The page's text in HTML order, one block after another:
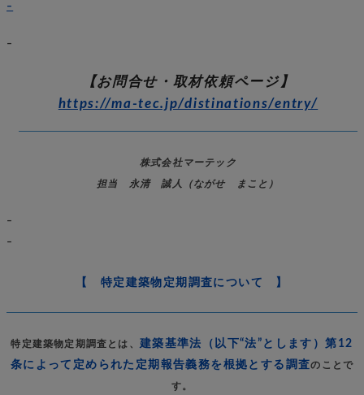
–
–
【お問合せ・取材依頼ページ】
https://ma-tec.jp/distinations/entry/
株式会社マーテック
担当 永清 誠人（ながせ まこと）
–
–
【 特定建築物定期調査について 】
特定建築物定期調査とは、 建築基準法（以下“法”とします）第12
条によって定められた定期報告義務を根拠とする調査のことで
す。